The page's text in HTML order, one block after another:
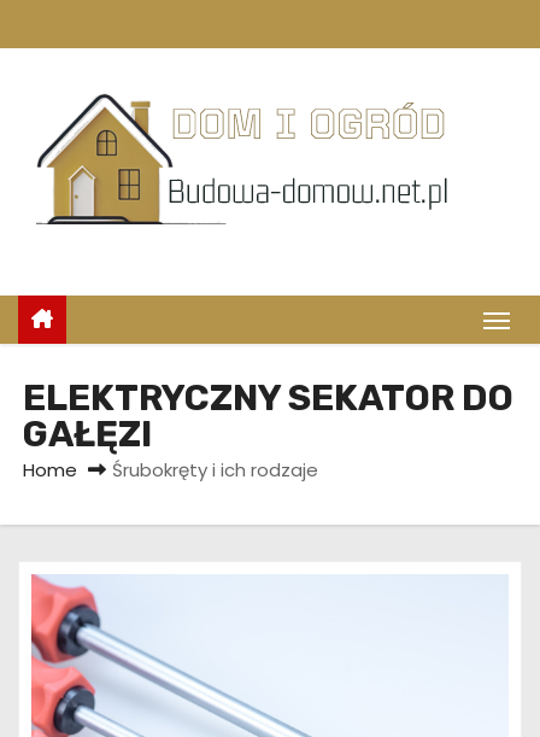
k
e
ELEKTRYCZNY SEKATOR DO
GAŁĘZI
Home Śrubokręty i ich rodzaje